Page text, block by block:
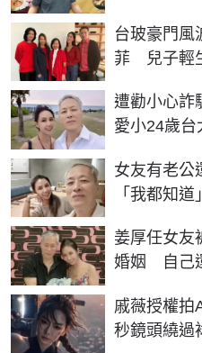
台玻豪門風
菲 兒子輕
遭勸小心
愛小24歲台
女友有老公
「我都知
姜厚任女友
婚姻 自己
戚薇授權拍
秒鏡頭繞